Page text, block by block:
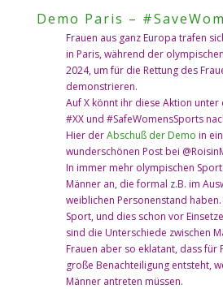
Demo Paris –
Frauen aus ganz Europa trafen
in Paris, während der
2024, um für die Rettung des
demonstrieren.
Auf X könnt ihr diese Aktion unter
#XX und #SafeWomensSports
Hier derAbschuß der Demo in
wunderschönen Post bei
In immer mehr olympischen
Männer an, die formal z.B. im
weiblichen Personenstand
Sport, und dies schon vor
sind die Unterschiede zwischen
Frauen aber so eklatant, dass für
große Benachteiligung entsteht,
Männer antreten müssen.